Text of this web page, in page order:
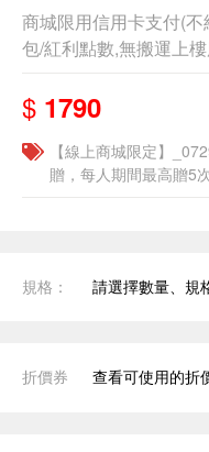
商城限用信用卡支付(
包/紅利點數,無搬運上
$ 1790
【線上商城限定】
贈，每人期間最高贈5
規格： 請選擇數量、規
折價券 查看可使用的折